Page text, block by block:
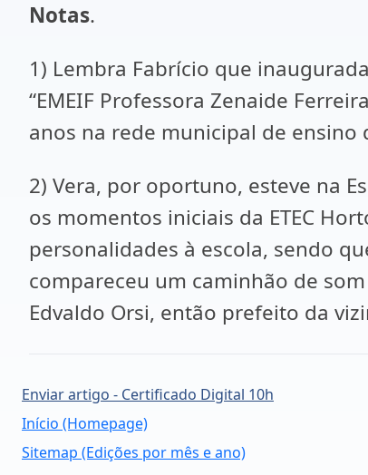
Notas.
1) Lembra Fabrício que
“EMEIF Professora Zenaide
anos na rede municipal de
2) Vera, por oportuno, esteve na
os momentos iniciais da ETEC
personalidades à escola, sendo
compareceu um caminhão de
Edvaldo Orsi, então prefeito da
Enviar artigo - Certificado Digital 10h
Início (Homepage)
Sitemap (Edições por mês e ano)